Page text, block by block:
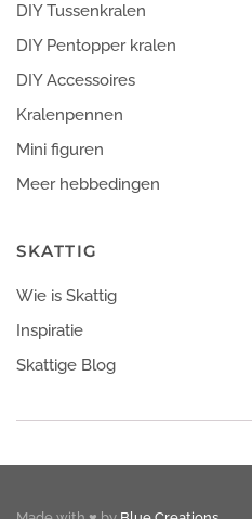
DIY Tussenkralen
DIY Pentopper kralen
DIY Accessoires
Kralenpennen
Mini figuren
Meer hebbedingen
SKATTIG
Wie is Skattig
Inspiratie
Skattige Blog